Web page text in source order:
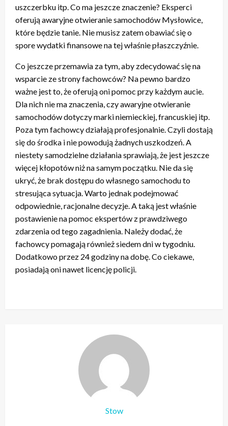
uszczerbku itp. Co ma jeszcze znaczenie? Eksperci
oferują awaryjne otwieranie samochodów Mysłowice,
które będzie tanie. Nie musisz zatem obawiać się o
spore wydatki finansowe na tej właśnie płaszczyźnie.
Co jeszcze przemawia za tym, aby zdecydować się na
wsparcie ze strony fachowców? Na pewno bardzo
ważne jest to, że oferują oni pomoc przy każdym aucie.
Dla nich nie ma znaczenia, czy awaryjne otwieranie
samochodów dotyczy marki niemieckiej, francuskiej itp.
Poza tym fachowcy działają profesjonalnie. Czyli dostają
się do środka i nie powodują żadnych uszkodzeń. A
niestety samodzielne działania sprawiają, że jest jeszcze
więcej kłopotów niż na samym początku. Nie da się
ukryć, że brak dostępu do własnego samochodu to
stresująca sytuacja. Warto jednak podejmować
odpowiednie, racjonalne decyzje. A taką jest właśnie
postawienie na pomoc ekspertów z prawdziwego
zdarzenia od tego zagadnienia. Należy dodać, że
fachowcy pomagają również siedem dni w tygodniu.
Dodatkowo przez 24 godziny na dobę. Co ciekawe,
posiadają oni nawet licencję policji.
Stow